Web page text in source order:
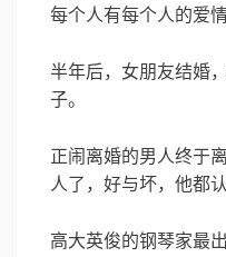
每个人有每个人的爱
半年后，女朋友结婚
子。
正闹离婚的男人终于
人了，好与坏，他都认
高大英俊的钢琴家最